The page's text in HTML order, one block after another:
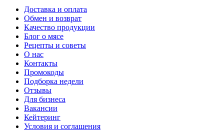
Доставка и оплата
Обмен и возврат
Качество продукции
Блог о мясе
Рецепты и советы
О нас
Контакты
Промокоды
Подборка недели
Отзывы
Для бизнеса
Вакансии
Кейтеринг
Условия и соглашения